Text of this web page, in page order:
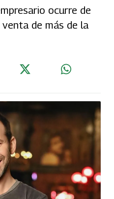
ocurre de
de más de la